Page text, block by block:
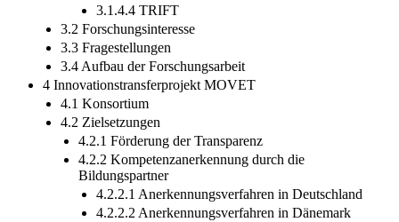
3.1.4.4 TRIFT
3.2 Forschungsinteresse
3.3 Fragestellungen
3.4 Aufbau der Forschungsarbeit
4 Innovationstransferprojekt MOVET
4.1 Konsortium
4.2 Zielsetzungen
4.2.1 Förderung der Transparenz
4.2.2 Kompetenzanerkennung durch die
Bildungspartner
4.2.2.1 Anerkennungsverfahren in Deutschland
4.2.2.2 Anerkennungsverfahren in Dänemark